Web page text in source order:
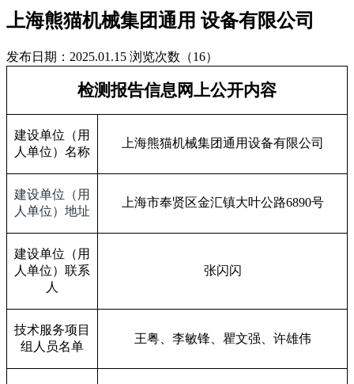
上海熊猫机械集团通用 设备有限公司
发布日期：2025.01.15 浏览次数（16）
检测报告信息网上公开内容
建设单位（用
人单位）名称
上海熊猫机械集团通用设备有限公司
建设单位（用
人单位）地址
上海市奉贤区金汇镇大叶公路6890号
建设单位（用
人单位）联系
人
张闪闪
技术服务项目
组人员名单
王粤、李敏锋、瞿文强、许雄伟